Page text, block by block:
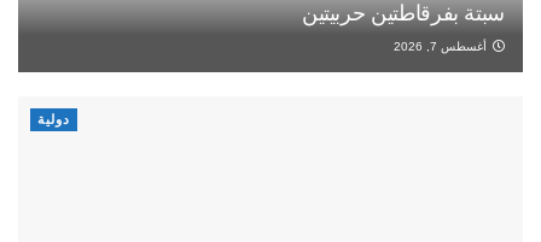
سبتة بفرقاطتين حربيتين
أغسطس 7, 2026
دولية